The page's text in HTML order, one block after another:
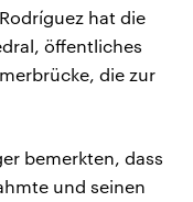
hat die
öffentliches
die zur
bemerkten, dass
und seinen